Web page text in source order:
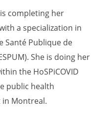
is completing her
a specialization in
Santé Publique de
She is doing her
the HoSPiCOVID
public health
Montreal.